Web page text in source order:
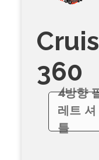
360
4방향
레트 셔
틀